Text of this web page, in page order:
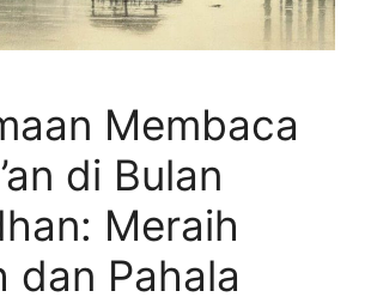
Membaca
di Bulan
Meraih
dan Pahala